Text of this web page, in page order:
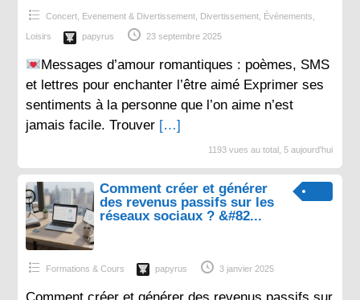
Concert, Evenement & Divertissement, Divertissement, Événements,
Loisirs papyrus 23 septembre 2025
Messages d’amour romantiques : poèmes, SMS
et lettres pour enchanter l’être aimé Exprimer ses
sentiments à la personne que l’on aime n’est
jamais facile. Trouver […]
1193 vues au total, 5 aujourd'hui
Comment créer et générer
des revenus passifs sur les
réseaux sociaux ? &#82...
Formations & Cours papyrus 3 janvier 2025